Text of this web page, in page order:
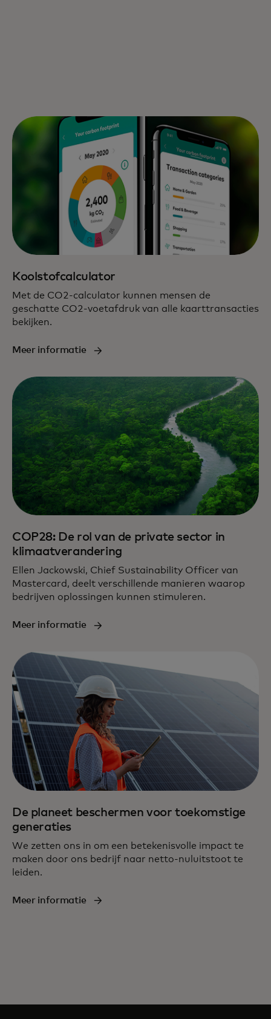
Koolstofcalculator
Met de CO2-calculator kunnen mensen de
geschatte CO2-voetafdruk van alle kaarttransacties
bekijken.
Meer informatie
COP28: De rol van de private sector in
klimaatverandering
Ellen Jackowski, Chief Sustainability Officer van
Mastercard, deelt verschillende manieren waarop
bedrijven oplossingen kunnen stimuleren.
Meer informatie
De planeet beschermen voor toekomstige
generaties
We zetten ons in om een betekenisvolle impact te
maken door ons bedrijf naar netto-nuluitstoot te
leiden.
Meer informatie